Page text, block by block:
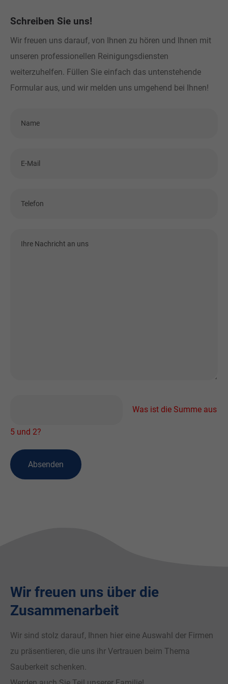
Schreiben Sie uns!
Wir freuen uns darauf, von Ihnen zu hören und Ihnen mit
unseren professionellen Reinigungsdiensten
weiterzuhelfen. Füllen Sie einfach das untenstehende
Formular aus, und wir melden uns umgehend bei Ihnen!
Was ist die Summe aus
5 und 2?
Absenden
Wir freuen uns über die
Zusammenarbeit
Wir sind stolz darauf, Ihnen hier eine Auswahl der Firmen
zu präsentieren, die uns ihr Vertrauen beim Thema
Sauberkeit schenken.